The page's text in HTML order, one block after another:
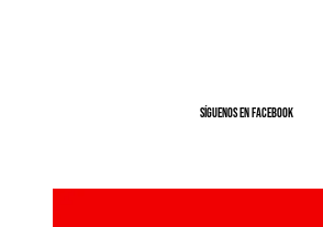
SíGUENOS EN FACEBOOK